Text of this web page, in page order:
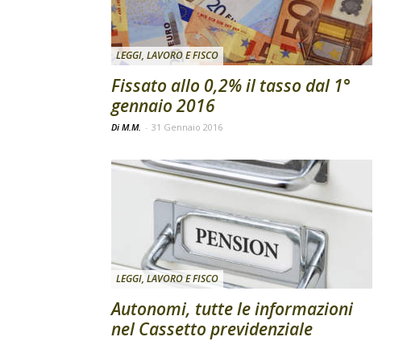
LEGGI, LAVORO E FISCO
Fissato allo 0,2% il tasso dal 1°
gennaio 2016
Di M.M. - 31 Gennaio 2016
LEGGI, LAVORO E FISCO
Autonomi, tutte le informazioni
nel Cassetto previdenziale